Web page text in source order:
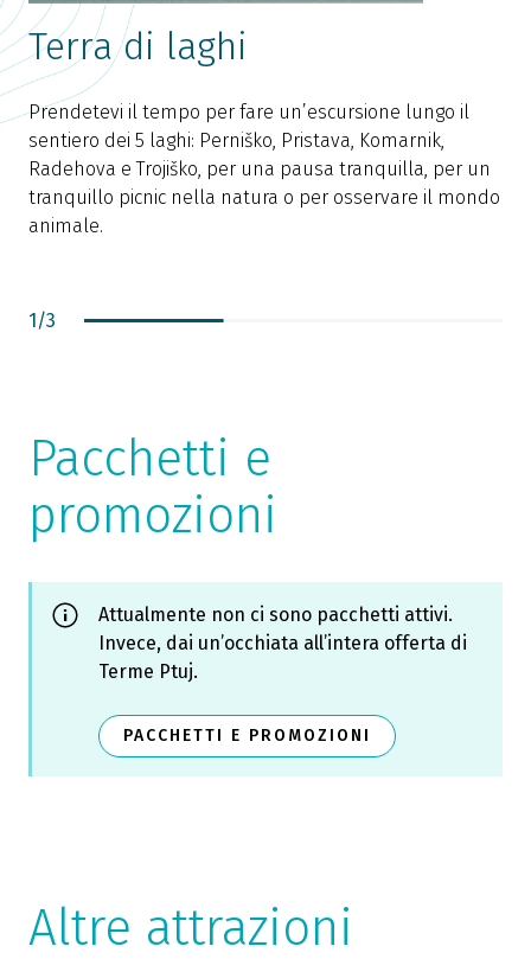
Terra di laghi
Prendetevi il ​​tempo per fare un’escursione lungo il
sentiero dei 5 laghi: Perniško, Pristava, Komarnik,
Radehova e Trojiško, per una pausa tranquilla, per un
tranquillo picnic nella natura o per osservare il mondo
animale.
1/3
Pacchetti e
promozioni
Attualmente non ci sono pacchetti attivi.
Invece, dai un’occhiata all’intera offerta di
Terme Ptuj.
PACCHETTI E PROMOZIONI
Altre attrazioni